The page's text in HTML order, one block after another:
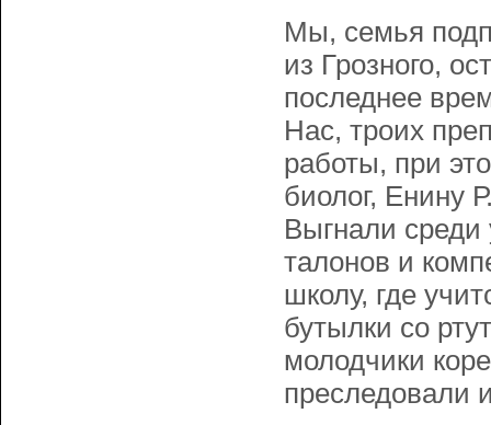
Мы, семья
из Грозного,
последнее
Нас, троих
работы, при
биолог, Енину
Выгнали среди
талонов и
школу, где
бутылки со
молодчики
преследовали